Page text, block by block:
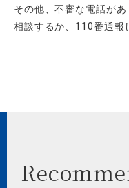
その他、不審な電話が
相談するか、110番通報